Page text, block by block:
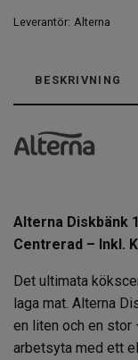
Leverantör: Alterna
BESKRIVNING
Alterna Diskbänk
Centrerad – Inkl.
Det ultimata
laga mat. Alterna
en liten och en stor
arbetsyta med ett